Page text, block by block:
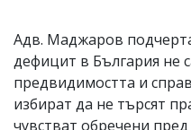
Адв. Маджаров
дефицит в България не
предвидимостта и
избират да не търсят
чувстват обречени